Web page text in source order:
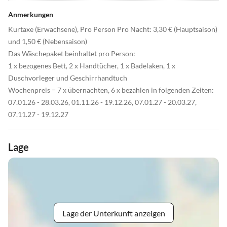
Anmerkungen
Kurtaxe (Erwachsene), Pro Person Pro Nacht: 3,30 € (Hauptsaison)
und 1,50 € (Nebensaison)
Das Wäschepaket beinhaltet pro Person:
1 x bezogenes Bett, 2 x Handtücher, 1 x Badelaken, 1 x
Duschvorleger und Geschirrhandtuch
Wochenpreis = 7 x übernachten, 6 x bezahlen in folgenden Zeiten:
07.01.26 - 28.03.26, 01.11.26 - 19.12.26, 07.01.27 - 20.03.27,
07.11.27 - 19.12.27
Lage
Lage der Unterkunft anzeigen